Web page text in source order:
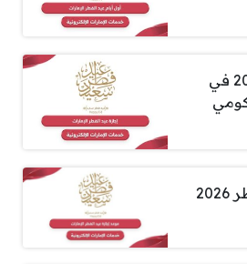
إجازة عيد الفطر 2026 في
موعد إجازة عيد الفطر 2026